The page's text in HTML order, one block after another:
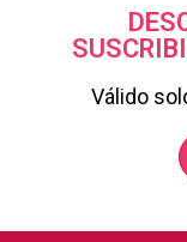
Válido